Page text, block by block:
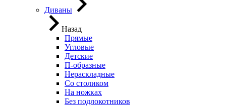
Диваны
Назад
Прямые
Угловые
Детские
П-образные
Нераскладные
Со столиком
На ножках
Без подлокотников